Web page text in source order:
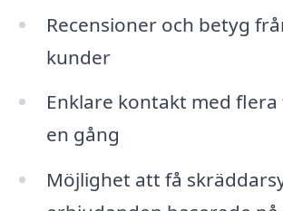
Recensioner och betyg
kunder
Enklare kontakt med
en gång
Möjlighet att få